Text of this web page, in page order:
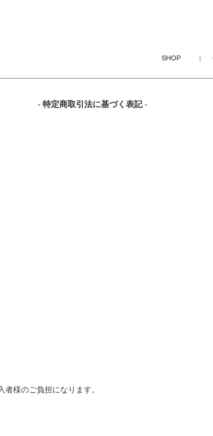
SHOP
- 特定商取引法に基づく表記 -
様のご負担になります。